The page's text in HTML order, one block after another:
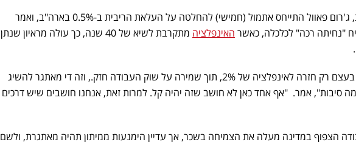
יו"ר הפדרל ריזרב, ג'רום פאוול התייחס אתמול (חמישי) להחלטה על העלאת הריבית ב-0.5% בארה"ב, ואמר
"נחיתה רכה" לכלכלה, כאשר האינפלציה
מתקרבת לשיא של 40 שנה, כך עולה מראיון שנתן
"נחיתה רכה היא בעצם רק חזרה לאינפלציה של 2%, תוך שמירה על שוק העבודה חזק., וזה די מאתגר להשיג
סיבות", אמר. "אף אחד כאן לא חושב שזה יהיה קל. למרות זאת, אנחנו חושבים שיש דרכים
הצפוף במדינה מעלה את הצמיחה בשכר, אך עדיין הימנעות ממיתון תהיה מאתגרת, ולשם